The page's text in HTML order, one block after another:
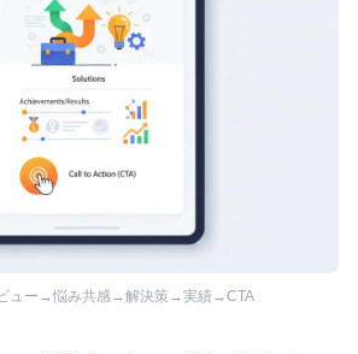
ュー→悩み共感→解決策→実績→CTA